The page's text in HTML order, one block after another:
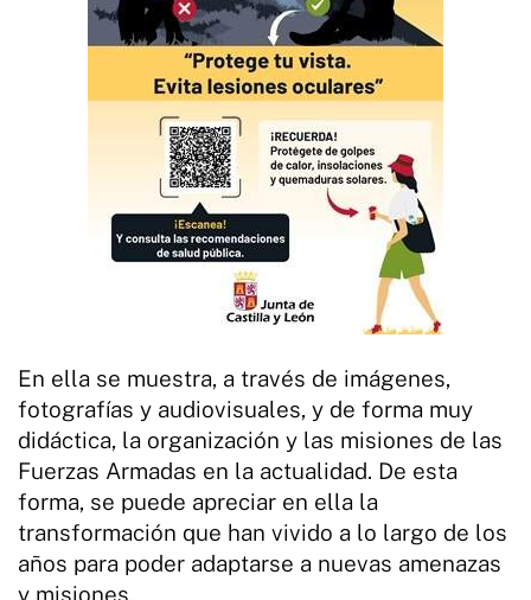
En ella se muestra, a través de imágenes,
fotografías y audiovisuales, y de forma muy
didáctica, la organización y las misiones de las
Fuerzas Armadas en la actualidad. De esta
forma, se puede apreciar en ella la
transformación que han vivido a lo largo de los
años para poder adaptarse a nuevas amenazas
y misiones.